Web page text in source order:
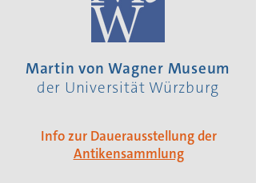
Martin von Wagner Museum
der Universität Würzburg
Info zur Dauerausstellung der
Antikensammlung